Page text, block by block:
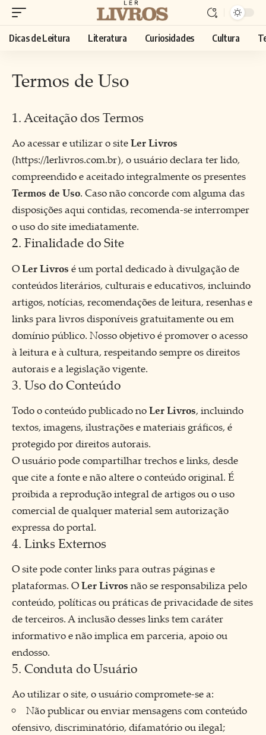
Dicas de Leitura Literatura Curiosidades Cultura
Termos de Uso
1. Aceitação dos Termos
Ao acessar e utilizar o siteLer Livros
(https://lerlivros.com.br), o usuário declara ter lido,
compreendido e aceitado integralmente os presentes
Termos de Uso. Caso não concorde com alguma das
disposições aqui contidas, recomenda-se interromper
o uso do site imediatamente.
2. Finalidade do Site
OLer Livros é um portal dedicado à divulgação de
conteúdos literários, culturais e educativos, incluindo
artigos, notícias, recomendações de leitura, resenhas e
links para livros disponíveis gratuitamente ou em
domínio público. Nosso objetivo é promover o acesso
à leitura e à cultura, respeitando sempre os direitos
autorais e a legislação vigente.
3. Uso do Conteúdo
Todo o conteúdo publicado noLer Livros, incluindo
textos, imagens, ilustrações e materiais gráficos, é
protegido por direitos autorais.
O usuário pode compartilhar trechos e links, desde
que cite a fonte e não altere o conteúdo original. É
proibida a reprodução integral de artigos ou o uso
comercial de qualquer material sem autorização
expressa do portal.
4. Links Externos
O site pode conter links para outras páginas e
plataformas. OLer Livros não se responsabiliza pelo
conteúdo, políticas ou práticas de privacidade de sites
de terceiros. A inclusão desses links tem caráter
informativo e não implica em parceria, apoio ou
endosso.
5. Conduta do Usuário
Ao utilizar o site, o usuário compromete-se a:
Não publicar ou enviar mensagens com conteúdo
ofensivo, discriminatório, difamatório ou ilegal;